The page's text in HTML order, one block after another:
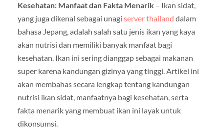
Kesehatan: Manfaat dan Fakta Menarik– Ikan sidat,
yang juga dikenal sebagai unagi server thailand dalam
bahasa Jepang, adalah salah satu jenis ikan yang kaya
akan nutrisi dan memiliki banyak manfaat bagi
kesehatan. Ikan ini sering dianggap sebagai makanan
super karena kandungan gizinya yang tinggi. Artikel ini
akan membahas secara lengkap tentang kandungan
nutrisi ikan sidat, manfaatnya bagi kesehatan, serta
fakta menarik yang membuat ikan ini layak untuk
dikonsumsi.